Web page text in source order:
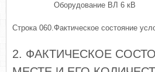
Оборудование ВЛ 6 кВ
Строка 060.Фактическое состояние
2. ФАКТИЧЕСКОЕ